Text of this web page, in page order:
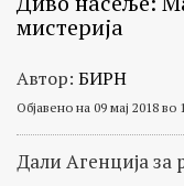
мистерија
Автор: БИРН
Објавено на 09 мај 2018 во
Дали Агенција за